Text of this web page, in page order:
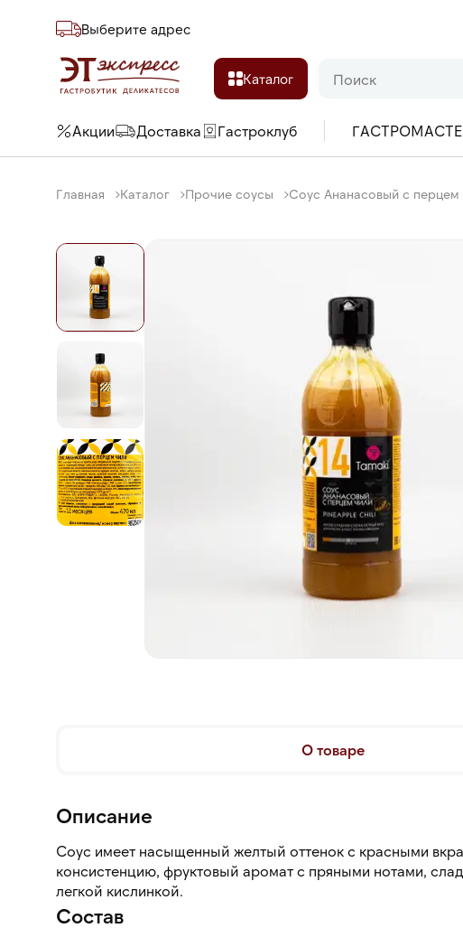
Выберите адреc
Каталог
Акции Доставка Гастроклуб
Главная Каталог Прочие соусы Соус Ананасовый с перцем
О товаре
Описание
Соус имеет насыщенный желтый оттенок с красными
консистенцию, фруктовый аромат с пряными нотами,
легкой кислинкой.
Состав